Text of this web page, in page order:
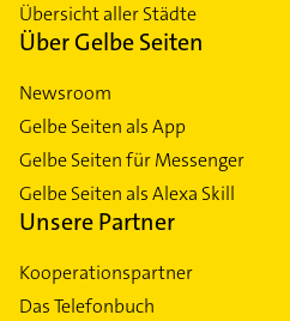
Übersicht aller Städte
Über Gelbe Seiten
Newsroom
Gelbe Seiten als App
Gelbe Seiten für Messenger
Gelbe Seiten als Alexa Skill
Unsere Partner
Kooperationspartner
Das Telefonbuch